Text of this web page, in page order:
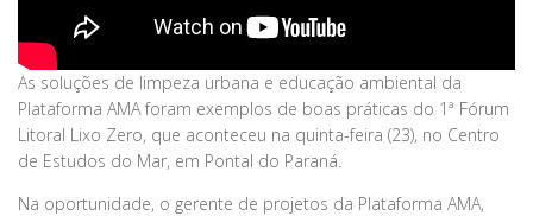
As soluções de limpeza urbana e educação ambiental da
Plataforma AMA foram exemplos de boas práticas do 1ª Fórum
Litoral Lixo Zero, que aconteceu na quinta-feira (23), no Centro
de Estudos do Mar, em Pontal do Paraná.
Na oportunidade, o gerente de projetos da Plataforma AMA,